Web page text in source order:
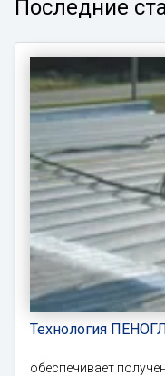
Последние
Технология
обеспечивает